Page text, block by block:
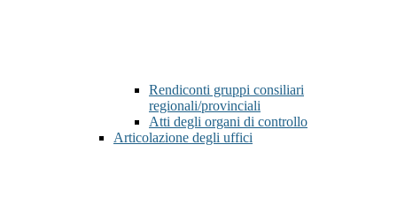
Rendiconti gruppi consiliari
regionali/provinciali
Atti degli organi di controllo
Articolazione degli uffici